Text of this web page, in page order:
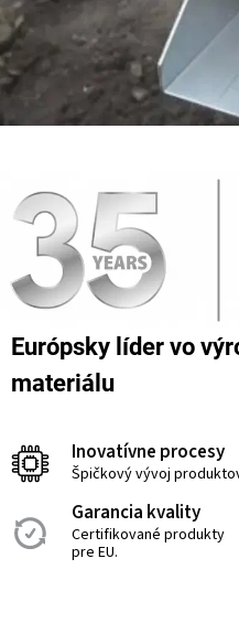
Európsky líder vo
materiálu
Inovatívne procesy
Špičkový vývoj
Garancia kvality
Certifikované produkty
pre EU.